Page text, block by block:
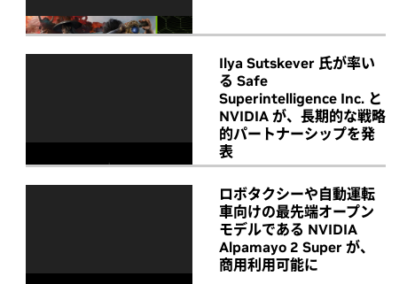
Ilya Sutskever 氏が率い
る Safe
Superintelligence Inc. と
NVIDIA が、長期的な戦略
的パートナーシップを発
表
ロボタクシーや自動運転
車向けの最先端オープン
モデルである NVIDIA
Alpamayo 2 Super が、
商用利用可能に